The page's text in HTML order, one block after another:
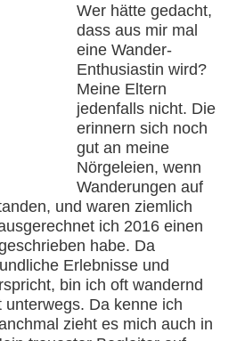
Wer hätte gedacht,
dass aus mir mal
eine Wander-
Enthusiastin wird?
Meine Eltern
jedenfalls nicht. Die
erinnern sich noch
gut an meine
Nörgeleien, wenn
Wanderungen auf
und waren ziemlich
ich 2016 einen
habe. Da
Erlebnisse und
bin ich oft wandernd
unterwegs. Da kenne ich
zieht es mich auch in